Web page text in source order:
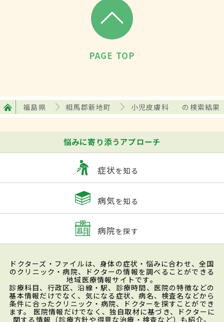
PAGE TOP
福島県 相馬郡新地町 小児皮膚科 の検索結果
悩みに寄り添うアプローチ
症状を知る
病気を知る
病院を探す
ドクターズ・ファイルは、身体の症状・悩みに合わせ、全国
のクリニック・病院、ドクターの情報を調べることができる
地域医療情報サイトです。
診療科目、行政区、沿線・駅、診療時間、医院の特徴などの
基本情報だけでなく、気になる症状、病名、検査名などから
条件に合ったクリニック・病院、ドクターを探すことができ
ます。 医院情報だけでなく、独自取材に基づき、ドクターに
関する情報（診療方針や得意な治療・検査など）も紹介。